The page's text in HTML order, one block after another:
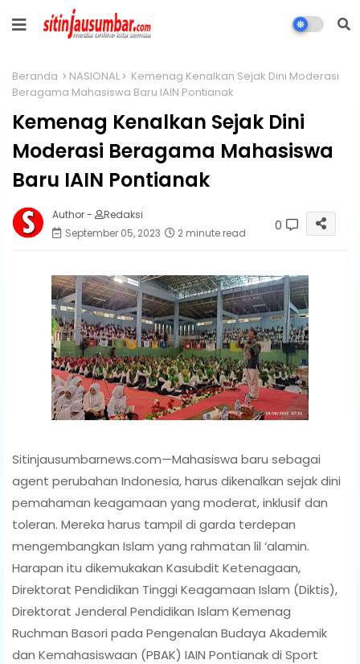
Beranda NASIONAL
Kemenag Kenalkan Sejak Dini Moderasi
Beragama Mahasiswa Baru IAIN Pontianak
Kemenag Kenalkan Sejak Dini
Moderasi Beragama Mahasiswa
Baru IAIN Pontianak
Author -
Redaksi
September 05, 2023
2 minute read 0
Sitinjausumbarnews.com—Mahasiswa baru sebagai
agent perubahan Indonesia, harus dikenalkan sejak dini
pemahaman keagamaan yang moderat, inklusif dan
toleran. Mereka harus tampil di garda terdepan
mengembangkan Islam yang rahmatan lil ‘alamin.
Harapan itu dikemukakan Kasubdit Ketenagaan,
Direktorat Pendidikan Tinggi Keagamaan Islam (Diktis),
Direktorat Jenderal Pendidikan Islam Kemenag
Ruchman Basori pada Pengenalan Budaya Akademik
dan Kemahasiswaan (PBAK) IAIN Pontianak di Sport